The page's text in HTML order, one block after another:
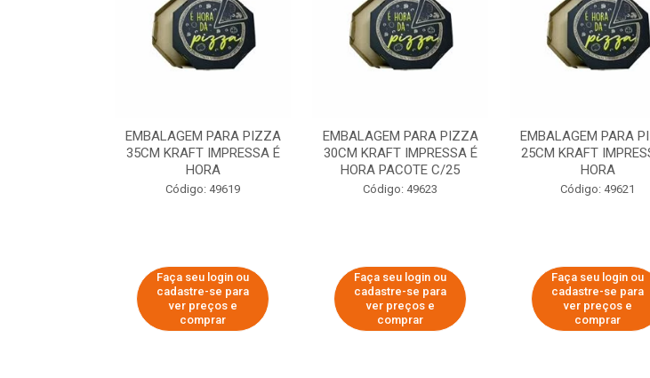
EMBALAGEM PARA PIZZA
35CM KRAFT IMPRESSA É
HORA
Código: 49619
Faça seu login ou
cadastre-se para
ver preços e
comprar
EMBALAGEM PARA PIZZA
30CM KRAFT IMPRESSA É
HORA PACOTE C/25
Código: 49623
Faça seu login ou
cadastre-se para
ver preços e
comprar
EMBALAGEM PARA
25CM KRAFT
HORA
Código: 49621
Faça seu login ou
cadastre-se para
ver preços e
comprar